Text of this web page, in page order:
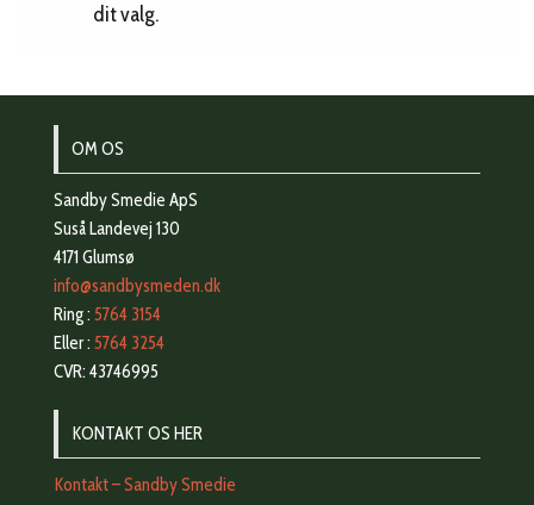
dit valg.
OM OS
Sandby Smedie ApS
Suså Landevej 130
4171 Glumsø
info@sandbysmeden.dk
Ring : 5764 3154
Eller : 5764 3254
CVR: 43746995
KONTAKT OS HER
Kontakt – Sandby Smedie